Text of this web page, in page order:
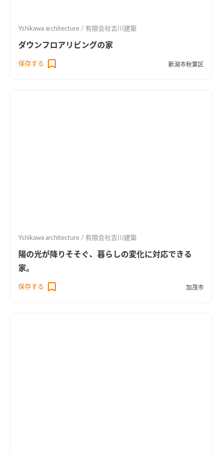
Yshikawa architecture / 有限会社吉川建築
ダウンフロアリビングの家
保存する 新潟市秋葉区
Yshikawa architecture / 有限会社吉川建築
陽の光が降りそそぐ、暮らしの変化に対応できる
家。
保存する 加茂市